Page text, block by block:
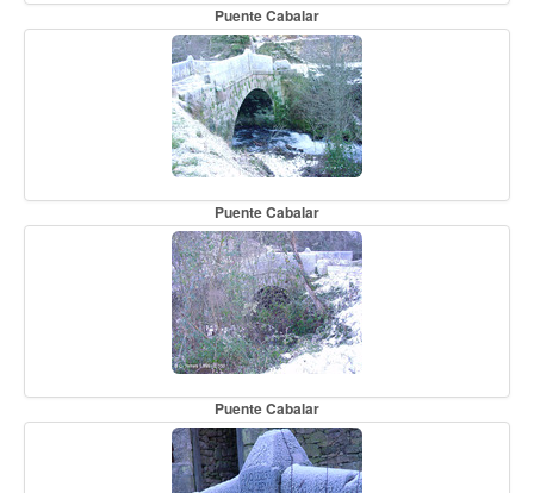
Puente Cabalar
Puente Cabalar
Puente Cabalar